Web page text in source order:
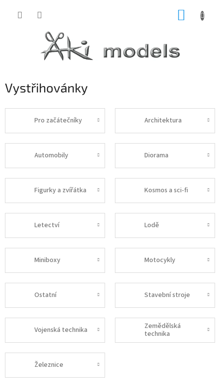
Vystřihovánky
Pro začátečníky Architektura
Automobily Diorama
Figurky a zvířátka Kosmos a sci-fi
Letectví Lodě
Miniboxy Motocykly
Ostatní Stavební stroje
Vojenská technika
Zemědělská
technika
Železnice